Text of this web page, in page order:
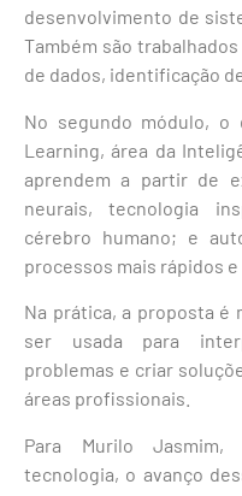
desenvolvimento de
Também são
de dados, identificação
No segundo módulo, o
Learning, área da
aprendem a partir de
neurais, tecnologia
cérebro humano; e
processos mais rápidos
Na prática, a proposta é
ser usada para
problemas e criar
áreas profissionais.
Para Murilo Jasmim,
tecnologia, o avanço